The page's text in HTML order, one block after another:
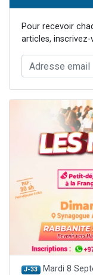
Pour recevoir
articles,
J-33 Mardi 8